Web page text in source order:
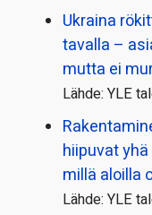
Ukraina
tavalla –
mutta ei
Lähde: YLE
hiipuvat
millä aloilla
Lähde: YLE